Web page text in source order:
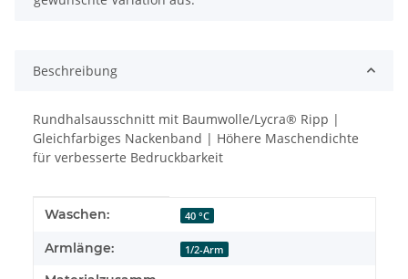
Beschreibung
Rundhalsausschnitt mit Baumwolle/Lycra® Ripp |
Gleichfarbiges Nackenband | Höhere Maschendichte
für verbesserte Bedruckbarkeit
Produkteigenschaft
Wert
Waschen: 40 °C
Armlänge: 1/2-Arm